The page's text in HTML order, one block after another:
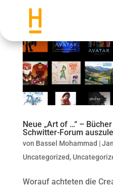
Neue „Art of …“ –
Schwitter-Forum
von Bassel Mohammad |
Uncategorized,
Worauf achteten die